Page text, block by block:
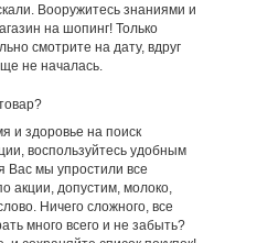
Вооружитесь знаниями и
на шопинг! Только
смотрите на дату, вдруг
не началась.
и здоровье на поиск
воспользуйтесь удобным
Вас мы упростили все
акции, допустим, молоко,
Ничего сложного, все
много всего и не забыть?